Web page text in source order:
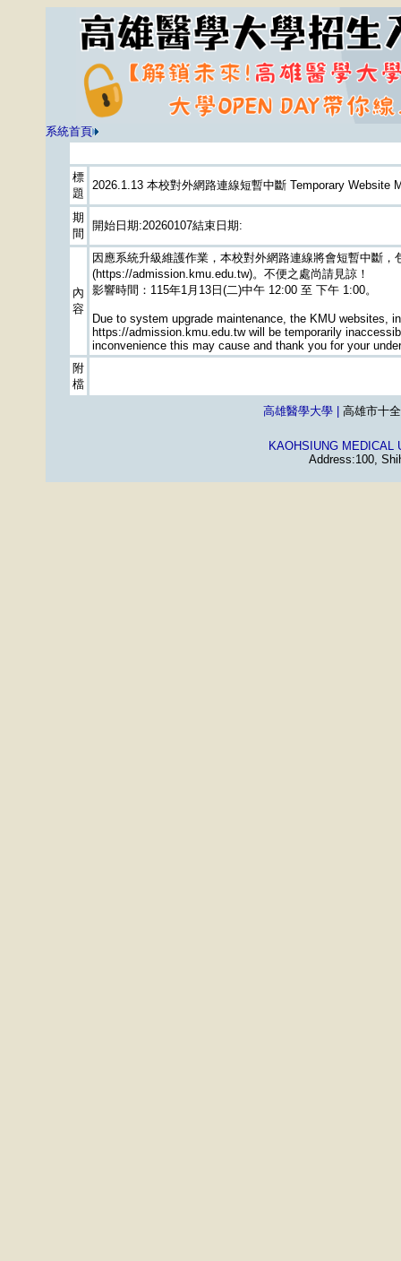
系統首頁
標
題
2026.1.13 本校對外網路連線短暫中斷 Temporary Website
期
間
開始日期:20260107結束日期:
內
容
因應系統升級維護作業，本校對外網路連線將會短暫中斷
(https://admission.kmu.edu.tw)。不便之處尚請見諒！
影響時間：115年1月13日(二)中午 12:00 至 下午 1:00。
Due to system upgrade maintenance, the KMU websites,
https://admission.kmu.edu.tw will be temporarily
inconvenience this may cause and thank you for your
附
檔
高雄醫學大學 |
高雄市十
KAOHSIUNG MEDICAL
Address:100,